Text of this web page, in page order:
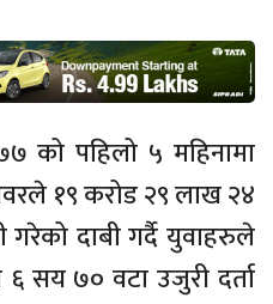
को पहिलो ५ महिनामा
१९ करोड २९ लाख २४
दाबी गर्दै युवाहरुले
सय ७० वटा उजुरी दर्ता